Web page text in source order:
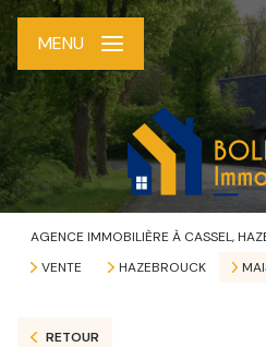
MENU
AGENCE IMMOBILIÈRE À CASSEL,
VENTE
HAZEBROUCK
RETOUR